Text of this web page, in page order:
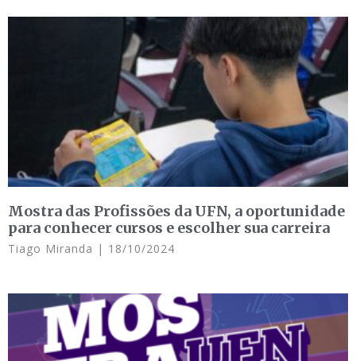
Mostra das Profissões da UFN, a oportunidade
para conhecer cursos e escolher sua carreira
Tiago Miranda 18/10/2024